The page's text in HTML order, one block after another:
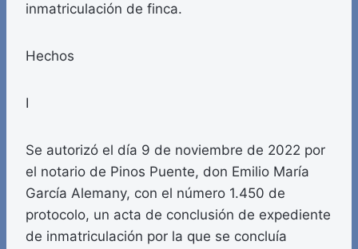
inmatriculación de finca.
Hechos
I
Se autorizó el día 9 de noviembre de 2022 por
el notario de Pinos Puente, don Emilio María
García Alemany, con el número 1.450 de
protocolo, un acta de conclusión de expediente
de inmatriculación por la que se concluía